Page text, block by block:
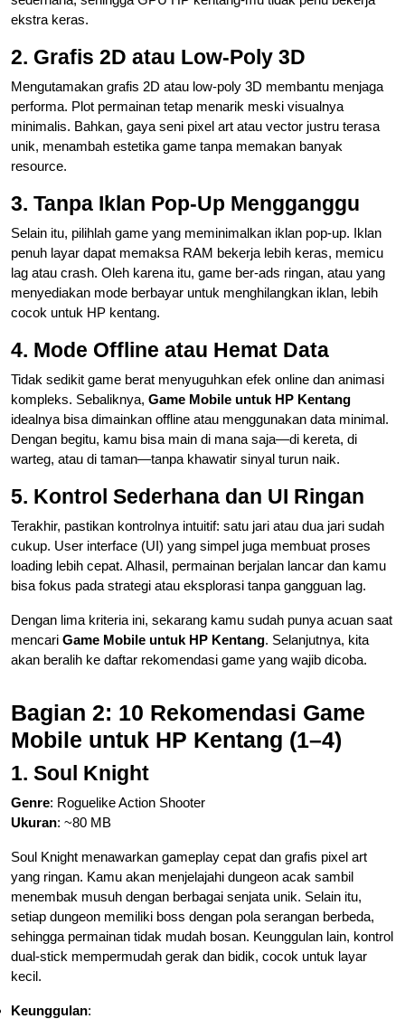
ekstra keras.
2. Grafis 2D atau Low-Poly 3D
Mengutamakan grafis 2D atau low-poly 3D membantu menjaga
performa. Plot permainan tetap menarik meski visualnya
minimalis. Bahkan, gaya seni pixel art atau vector justru terasa
unik, menambah estetika game tanpa memakan banyak
resource.
3. Tanpa Iklan Pop-Up Mengganggu
Selain itu, pilihlah game yang meminimalkan iklan pop-up. Iklan
penuh layar dapat memaksa RAM bekerja lebih keras, memicu
lag atau crash. Oleh karena itu, game ber-ads ringan, atau yang
menyediakan mode berbayar untuk menghilangkan iklan, lebih
cocok untuk HP kentang.
4. Mode Offline atau Hemat Data
Tidak sedikit game berat menyuguhkan efek online dan animasi
kompleks. Sebaliknya, Game Mobile untuk HP Kentang
idealnya bisa dimainkan offline atau menggunakan data minimal.
Dengan begitu, kamu bisa main di mana saja—di kereta, di
warteg, atau di taman—tanpa khawatir sinyal turun naik.
5. Kontrol Sederhana dan UI Ringan
Terakhir, pastikan kontrolnya intuitif: satu jari atau dua jari sudah
cukup. User interface (UI) yang simpel juga membuat proses
loading lebih cepat. Alhasil, permainan berjalan lancar dan kamu
bisa fokus pada strategi atau eksplorasi tanpa gangguan lag.
Dengan lima kriteria ini, sekarang kamu sudah punya acuan saat
mencari Game Mobile untuk HP Kentang. Selanjutnya, kita
akan beralih ke daftar rekomendasi game yang wajib dicoba.
Bagian 2: 10 Rekomendasi Game
Mobile untuk HP Kentang (1–4)
1. Soul Knight
Genre: Roguelike Action Shooter
Ukuran: ~80 MB
Soul Knight menawarkan gameplay cepat dan grafis pixel art
yang ringan. Kamu akan menjelajahi dungeon acak sambil
menembak musuh dengan berbagai senjata unik. Selain itu,
setiap dungeon memiliki boss dengan pola serangan berbeda,
sehingga permainan tidak mudah bosan. Keunggulan lain, kontrol
dual-stick mempermudah gerak dan bidik, cocok untuk layar
kecil.
Keunggulan: